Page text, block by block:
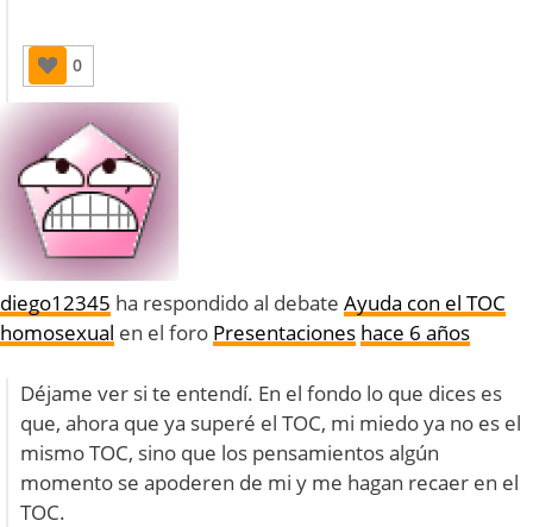
0
diego12345 ha respondido al debate Ayuda con el TOC
homosexual en el foro Presentaciones hace 6 años
Déjame ver si te entendí. En el fondo lo que dices es
que, ahora que ya superé el TOC, mi miedo ya no es el
mismo TOC, sino que los pensamientos algún
momento se apoderen de mi y me hagan recaer en el
TOC.